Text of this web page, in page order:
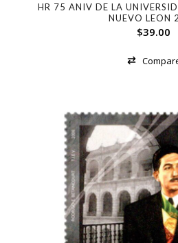
HR 75 ANIV DE LA
NUEVO LEON
$39.00